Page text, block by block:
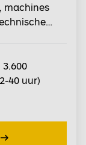
machines
een team
machines
veilig
reizigers
40 uur)